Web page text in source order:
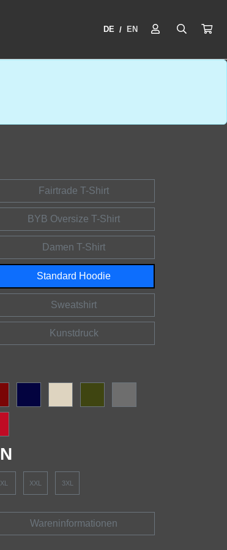
DE / EN
Fairtrade T-Shirt
BYB Oversize T-Shirt
Damen T-Shirt
Standard Hoodie
Sweatshirt
Kunstdruck
XL XXL 3XL
Wareninformationen